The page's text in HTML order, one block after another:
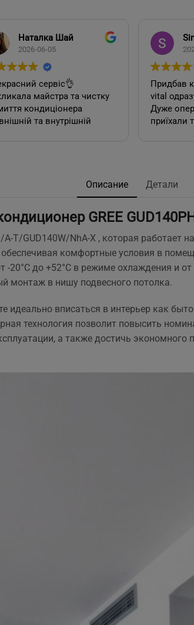
Наталка Шай
2026-06-05
сервіс👌
майстра та чистку
кондиціонера
та внутрішній
у цієї фірми 2
Задоволена,
їх, так і
їх
неодмінно звертатись
рекомендувати!
Придбав
vital
Дуже
приїхали
саме в
ж по
установка
вийшла
що і
тільки
місті за
Описание Детали
GREE
A-T/GUD140W/NhA-X , которая
комфортные условия в
-20°C до +52°C в режиме охлаждения и
монтаж в нишу подвесного потолка.
идеально вписаться в интерьер как
технология позволит повысить
а также достичь экономного